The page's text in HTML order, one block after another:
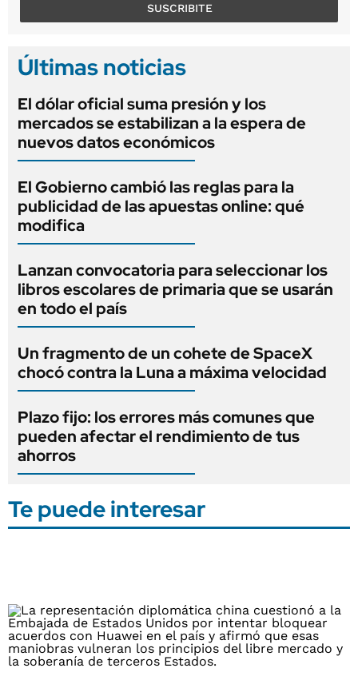
SUSCRIBITE
Últimas noticias
El dólar oficial suma presión y los
mercados se estabilizan a la espera de
nuevos datos económicos
El Gobierno cambió las reglas para la
publicidad de las apuestas online: qué
modifica
Lanzan convocatoria para seleccionar los
libros escolares de primaria que se usarán
en todo el país
Un fragmento de un cohete de SpaceX
chocó contra la Luna a máxima velocidad
Plazo fijo: los errores más comunes que
pueden afectar el rendimiento de tus
ahorros
Te puede interesar